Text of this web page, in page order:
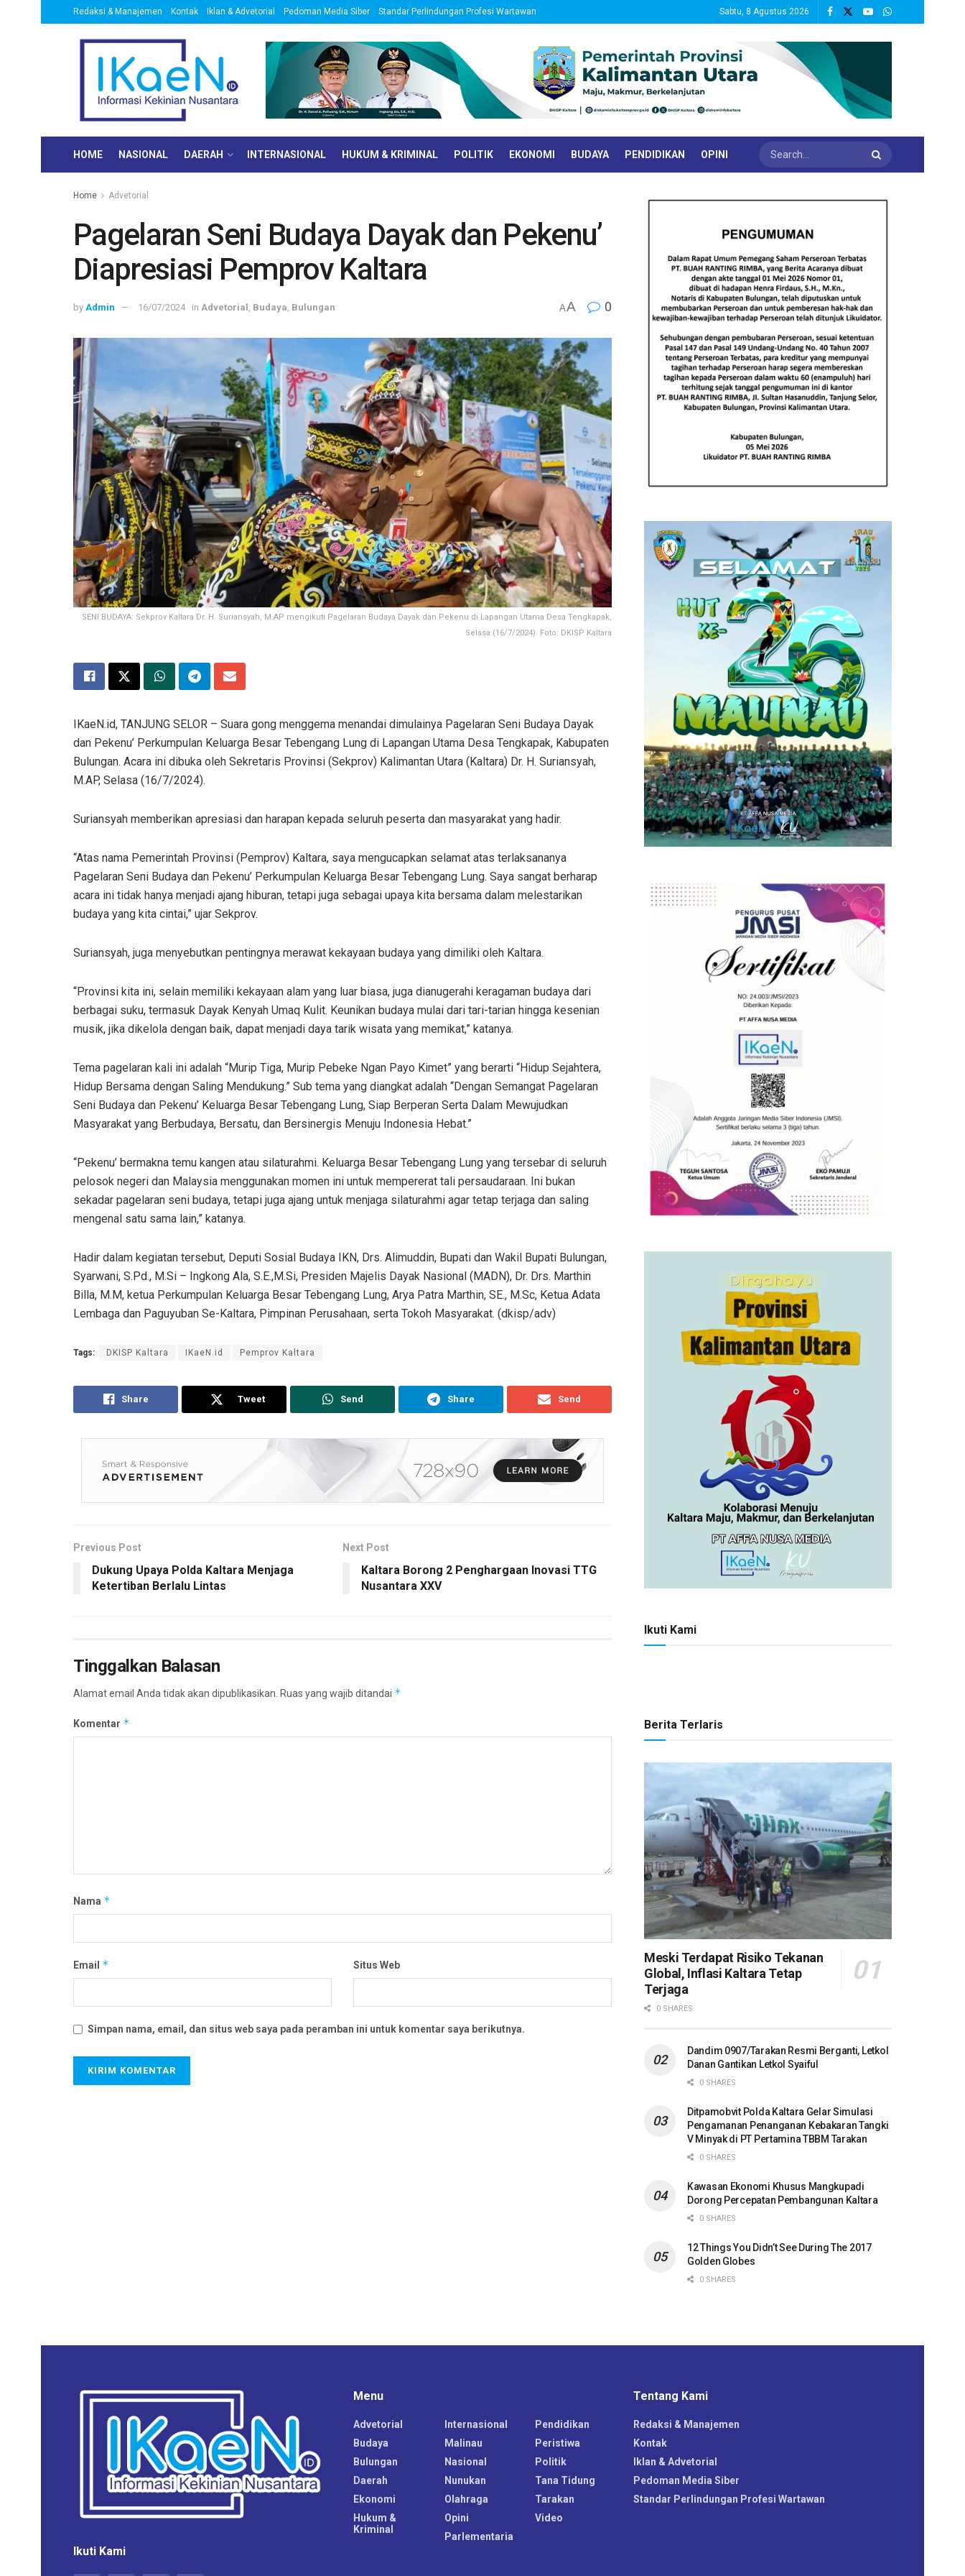
Redaksi & Manajemen Kontak Iklan & Advetorial Pedoman Media Siber Standar Perlindungan Profesi Wartawan Sabtu, 8 Agustus 2026
HOME NASIONAL DAERAH INTERNASIONAL HUKUM & KRIMINAL POLITIK EKONOMI BUDAYA PENDIDIKAN OPINI
Home Advetorial
Pagelaran Seni Budaya Dayak dan Pekenu’
Diapresiasi Pemprov Kaltara
by Admin 16/07/2024 in Advetorial Budaya Bulungan AA 0
SENI BUDAYA: Sekprov Kaltara Dr. H. Suriansyah, M.AP mengikuti Pagelaran Budaya Dayak dan Pekenu di Lapangan Utama Desa Tengkapak,
Selasa (16/7/2024). Foto: DKISP Kaltara
IKaeN.id, TANJUNG SELOR – Suara gong menggema menandai dimulainya Pagelaran Seni Budaya Dayak
dan Pekenu’ Perkumpulan Keluarga Besar Tebengang Lung di Lapangan Utama Desa Tengkapak, Kabupaten
Bulungan. Acara ini dibuka oleh Sekretaris Provinsi (Sekprov) Kalimantan Utara (Kaltara) Dr. H. Suriansyah,
M.AP, Selasa (16/7/2024).
Suriansyah memberikan apresiasi dan harapan kepada seluruh peserta dan masyarakat yang hadir.
“Atas nama Pemerintah Provinsi (Pemprov) Kaltara, saya mengucapkan selamat atas terlaksananya
Pagelaran Seni Budaya dan Pekenu’ Perkumpulan Keluarga Besar Tebengang Lung. Saya sangat berharap
acara ini tidak hanya menjadi ajang hiburan, tetapi juga sebagai upaya kita bersama dalam melestarikan
budaya yang kita cintai,” ujar Sekprov.
Suriansyah, juga menyebutkan pentingnya merawat kekayaan budaya yang dimiliki oleh Kaltara.
“Provinsi kita ini, selain memiliki kekayaan alam yang luar biasa, juga dianugerahi keragaman budaya dari
berbagai suku, termasuk Dayak Kenyah Umaq Kulit. Keunikan budaya mulai dari tari-tarian hingga kesenian
musik, jika dikelola dengan baik, dapat menjadi daya tarik wisata yang memikat,” katanya.
Tema pagelaran kali ini adalah “Murip Tiga, Murip Pebeke Ngan Payo Kimet” yang berarti “Hidup Sejahtera,
Hidup Bersama dengan Saling Mendukung.” Sub tema yang diangkat adalah “Dengan Semangat Pagelaran
Seni Budaya dan Pekenu’ Keluarga Besar Tebengang Lung, Siap Berperan Serta Dalam Mewujudkan
Masyarakat yang Berbudaya, Bersatu, dan Bersinergis Menuju Indonesia Hebat.”
“Pekenu’ bermakna temu kangen atau silaturahmi. Keluarga Besar Tebengang Lung yang tersebar di seluruh
pelosok negeri dan Malaysia menggunakan momen ini untuk mempererat tali persaudaraan. Ini bukan
sekadar pagelaran seni budaya, tetapi juga ajang untuk menjaga silaturahmi agar tetap terjaga dan saling
mengenal satu sama lain,” katanya.
Hadir dalam kegiatan tersebut, Deputi Sosial Budaya IKN, Drs. Alimuddin, Bupati dan Wakil Bupati Bulungan,
Syarwani, S.Pd., M.Si – Ingkong Ala, S.E.,M.Si, Presiden Majelis Dayak Nasional (MADN), Dr. Drs. Marthin
Billa, M.M, ketua Perkumpulan Keluarga Besar Tebengang Lung, Arya Patra Marthin, SE., M.Sc, Ketua Adata
Lembaga dan Paguyuban Se-Kaltara, Pimpinan Perusahaan, serta Tokoh Masyarakat. (dkisp/adv)
Tags: DKISP Kaltara IKaeN.id Pemprov Kaltara
Share Tweet Send Share Send
Previous Post
Dukung Upaya Polda Kaltara Menjaga
Ketertiban Berlalu Lintas
Next Post
Kaltara Borong 2 Penghargaan Inovasi TTG
Nusantara XXV
Tinggalkan Balasan
Alamat email Anda tidak akan dipublikasikan. Ruas yang wajib ditandai *
Komentar *
Nama *
Email * Situs Web
Simpan nama, email, dan situs web saya pada peramban ini untuk komentar saya berikutnya.
Ikuti Kami
Berita Terlaris
Meski Terdapat Risiko Tekanan
Global, Inflasi Kaltara Tetap
Terjaga
0 SHARES
Dandim 0907/Tarakan Resmi Berganti, Letkol
Danan Gantikan Letkol Syaiful
0 SHARES
Ditpamobvit Polda Kaltara Gelar Simulasi
Pengamanan Penanganan Kebakaran Tangki
V Minyak di PT Pertamina TBBM Tarakan
0 SHARES
Kawasan Ekonomi Khusus Mangkupadi
Dorong Percepatan Pembangunan Kaltara
0 SHARES
12 Things You Didn’t See During The 2017
Golden Globes
0 SHARES
Ikuti Kami
Menu
Advetorial
Budaya
Bulungan
Daerah
Ekonomi
Hukum &
Kriminal
Internasional
Malinau
Nasional
Nunukan
Olahraga
Opini
Parlementaria
Pendidikan
Peristiwa
Politik
Tana Tidung
Tarakan
Video
Tentang Kami
Redaksi & Manajemen
Kontak
Iklan & Advetorial
Pedoman Media Siber
Standar Perlindungan Profesi Wartawan